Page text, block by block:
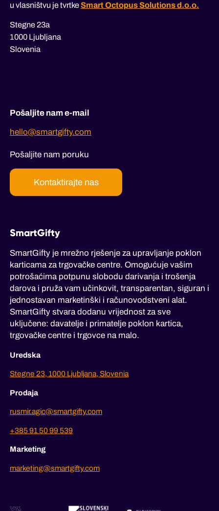
u vlasništvu je tvrtkeSmart Octopus Solutions d.o.o.
Stegne 23a
1000 Ljubljana
Slovenia
Pošaljite nam e-mail
hello@smartgifty.com
Pošaljite nam poruku
Kontaktirajte nas
SmartGifty
SmartGifty je mrežno rješenje za upravljanje poklon
karticama za trgovačke centre. Omogućuje vašim
potrošaćima potpunu slobodu darivanja i trošenja
darova i pruža vam učinkovit, transparentan, siguran i
jednostavan marketinški i računovodstveni alat.
SmartGifty stvara dodanu vrijednost za sve
uključene: davatelje i primatelje poklon kartica,
trgovačke centre i trgovce na malo.
Uredska
Stegne 23, 1000 Ljubljana, Slovenia
Prodaja
rusmir.agic@smartgifty.com
+385 91 50 99 539
Marketing
marketing@smartgifty.com